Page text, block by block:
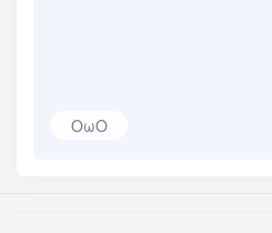
OωO